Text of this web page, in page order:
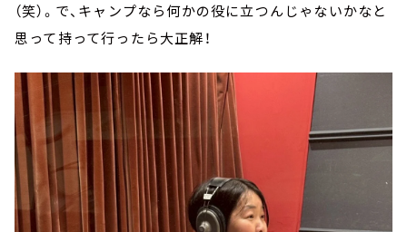
（笑）。で、キャンプなら何かの役に立つんじゃないかなと
思って持って行ったら大正解！